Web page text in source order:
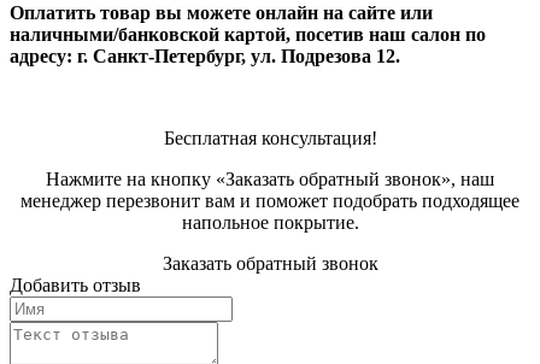
Оплатить товар вы можете онлайн на сайте или
наличными/банковской картой, посетив наш салон по
адресу: г. Санкт-Петербург, ул. Подрезова 12.
Бесплатная консультация!
Нажмите на кнопку «Заказать обратный звонок», наш
менеджер перезвонит вам и поможет подобрать подходящее
напольное покрытие.
Заказать обратный звонок
Добавить отзыв